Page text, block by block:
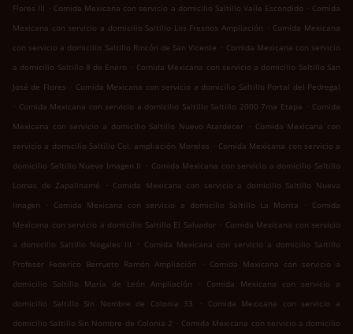
Flores III . Comida Mexicana con servicio a domicilio Saltillo Valle Escondido . Comida
Mexicana con servicio a domicilio Saltillo Los Fresnos Ampliación . Comida Mexicana
con servicio a domicilio Saltillo Rincón de San Vicente . Comida Mexicana con servicio
a domicilio Saltillo 8 de Enero . Comida Mexicana con servicio a domicilio Saltillo San
José de Flores . Comida Mexicana con servicio a domicilio Saltillo Portal del Pedregal
. Comida Mexicana con servicio a domicilio Saltillo Saltillo 2000 7ma Etapa . Comida
Mexicana con servicio a domicilio Saltillo Nuevo Atardecer . Comida Mexicana con
servicio a domicilio Saltillo Col. ampliación Morelos . Comida Mexicana con servicio a
domicilio Saltillo Nueva Imagen II . Comida Mexicana con servicio a domicilio Saltillo
Lomas de Zapalinamé
. Comida Mexicana con servicio a domicilio Saltillo Nueva
Imagen
. Comida Mexicana con servicio a domicilio Saltillo La Morita . Comida
Mexicana con servicio a domicilio Saltillo El Salvador . Comida Mexicana con servicio
a domicilio Saltillo Nogales III
. Comida Mexicana con servicio a domicilio Saltillo
Profesor Federico Berrueto Ramón Ampliación
. Comida Mexicana con servicio a
domicilio Saltillo María de León Ampliación
.
Comida Mexicana con servicio a
domicilio Saltillo Sin Nombre de Colonia 33
.
Comida Mexicana con servicio a
domicilio Saltillo Sin Nombre de Colonia 2 . Comida Mexicana con servicio a domicilio